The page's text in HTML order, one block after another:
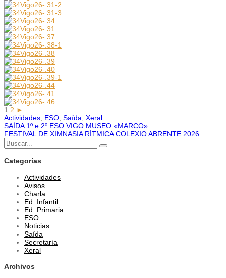
1 2 ►
Actividades ESO Saída Xeral
Navegación
de
entradas
SAÍDA 1º e 2º ESO VIGO MUSEO «MARCO»
FESTIVAL DE XIMNASIA RÍTMICA COLEXIO ABRENTE 2026
Buscar:
Buscar
Categorías
Actividades
Avisos
Charla
Ed. Infantil
Ed. Primaria
ESO
Noticias
Saída
Secretaría
Xeral
Archivos